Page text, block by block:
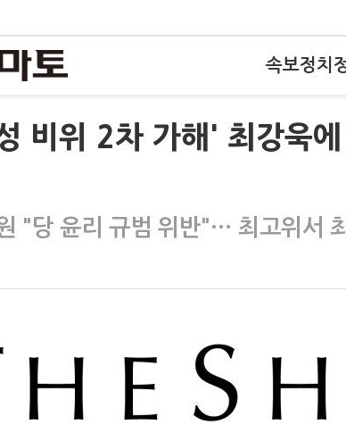
속보정치
비위 2차 가해' 최강욱
"당 윤리 규범 위반"… 최고위서